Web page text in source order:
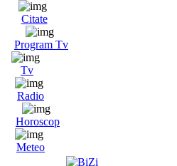
Citate
Program Tv
Tv
Radio
Horoscop
Meteo